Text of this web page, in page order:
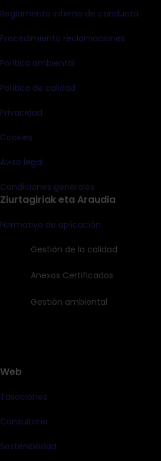
Reglamento interno de conducta
Procedimiento reclamaciones
Política ambiental
Política de calidad
Privacidad
Cookies
Aviso legal
Condiciones generales
Ziurtagiriak eta Araudia
Normativa de aplicación
Gestión de la calidad
Anexos Certificados
Gestión ambiental
Web
Tasaciones
Consultoría
Sostenibilidad